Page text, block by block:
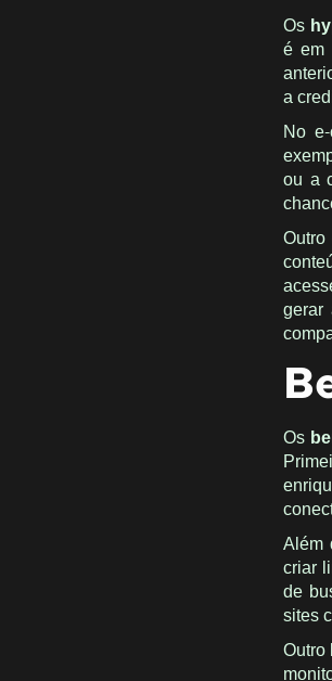
Os
é em
a
No
ou a
Os
Além
criar
de
sites